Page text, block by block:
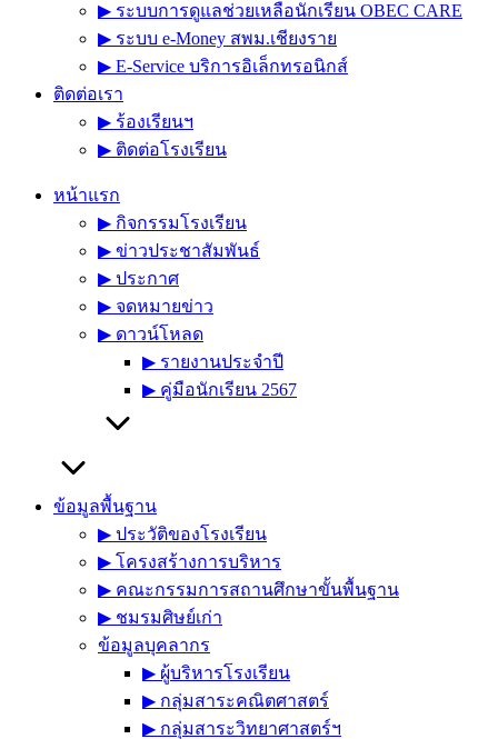
▶︎ ระบบการดูแลช่วยเหลือนักเรียน OBEC CARE
▶︎ ระบบ e-Money สพม.เชียงราย
▶︎ E-Service บริการอิเล็กทรอนิกส์
ติดต่อเรา
▶︎ ร้องเรียนฯ
▶︎ ติดต่อโรงเรียน
หน้าแรก
▶︎ กิจกรรมโรงเรียน
▶︎ ข่าวประชาสัมพันธ์
▶︎ ประกาศ
▶︎ จดหมายข่าว
▶︎ ดาวน์โหลด
▶︎ รายงานประจำปี
▶︎ คู่มือนักเรียน 2567
ข้อมูลพื้นฐาน
▶︎ ประวัติของโรงเรียน
▶︎ โครงสร้างการบริหาร
▶︎ คณะกรรมการสถานศึกษาขั้นพื้นฐาน
▶︎ ชมรมศิษย์เก่า
ข้อมูลบุคลากร
▶︎ ผู้บริหารโรงเรียน
▶︎ กลุ่มสาระคณิตศาสตร์
▶︎ กลุ่มสาระวิทยาศาสตร์ฯ